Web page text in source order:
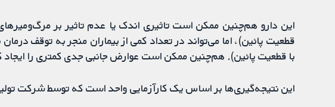
این دارو هم‌چنین ممکن است تاثیری اندک یا عدم تاثیر بر
قطعیت پائین)، اما می‌تواند در تعداد کمی از بیماران منجر به توقف
با قطعیت پائین). هم‌چنین ممکن است عوارض جانبی جدی کمتری را ایجاد
این نتیجه‌گیری‌ها بر اساس یک کارآزمایی واحد است که توسط شرکت